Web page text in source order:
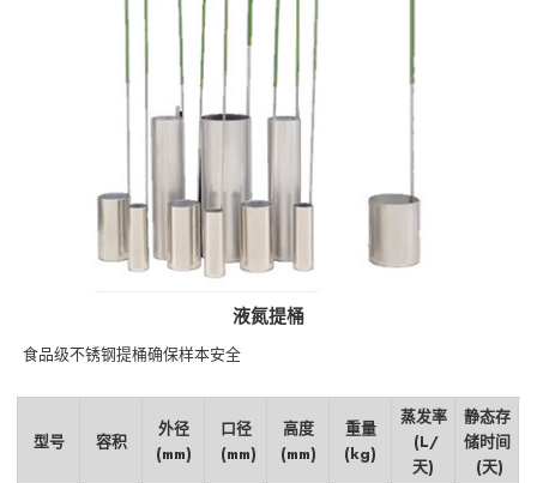
液氮提桶
食品级不锈钢提桶确保样本安全
型号 容积
外径
(mm)
口径
(mm)
高度
(mm)
重量
(kg)
蒸发率
(L/
天)
静态存
储时间
(天)